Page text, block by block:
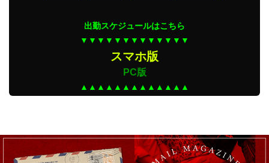
出勤スケジュールはこちら
▼▼▼▼▼▼▼▼▼▼▼▼▼
スマホ版
PC版
▲▲▲▲▲▲▲▲▲▲▲▲▲